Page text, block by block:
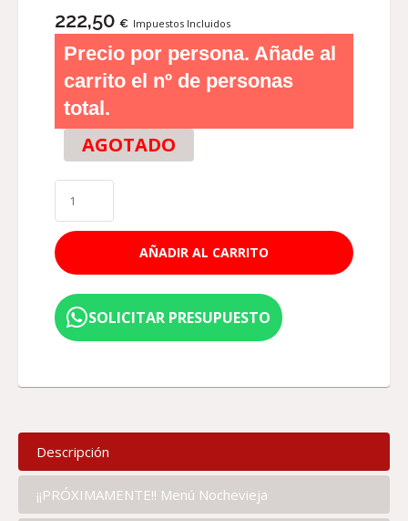
222,50 € Impuestos Incluidos
Precio por persona. Añade al
carrito el nº de personas
total.
AGOTADO
AÑADIR AL CARRITO
SOLICITAR PRESUPUESTO
Descripción
¡¡PRÓXIMAMENTE!! Menú Nochevieja